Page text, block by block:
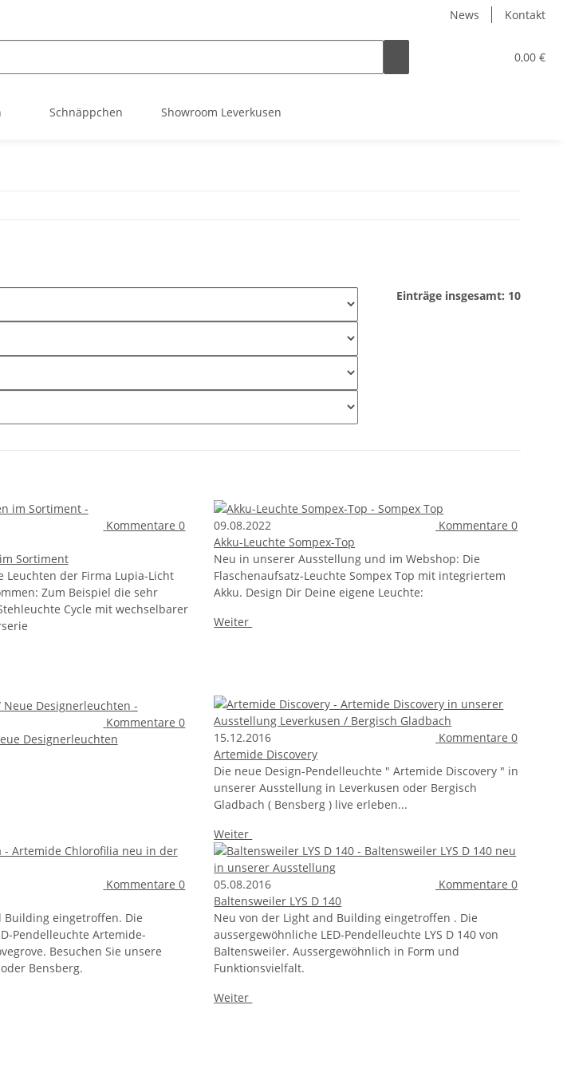
News Kontakt
0,00 €
Schnäppchen Showroom Leverkusen
Einträge insgesamt: 10
Kommentare0
Sortiment
Leuchten der Firma Lupia-Licht
Zum Beispiel die sehr
Cycle mit wechselbarer
09.08.2022 Kommentare0
Akku-Leuchte Sompex-Top
Neu in unserer Ausstellung und im Webshop: Die
Flaschenaufsatz-Leuchte Sompex Top mit integriertem
Akku. Design Dir Deine eigene Leuchte:
Weiter
Kommentare0
Designerleuchten
15.12.2016 Kommentare0
Artemide Discovery
Die neue Design-Pendelleuchte " Artemide Discovery " in
unserer Ausstellung in Leverkusen oder Bergisch
Gladbach ( Bensberg ) live erleben...
Weiter
Kommentare0
Building eingetroffen. Die
Pendelleuchte Artemide-
Besuchen Sie unsere
Bensberg.
05.08.2016 Kommentare0
Baltensweiler LYS D 140
Neu von der Light and Building eingetroffen . Die
aussergewöhnliche LED-Pendelleuchte LYS D 140 von
Baltensweiler. Aussergewöhnlich in Form und
Funktionsvielfalt.
Weiter